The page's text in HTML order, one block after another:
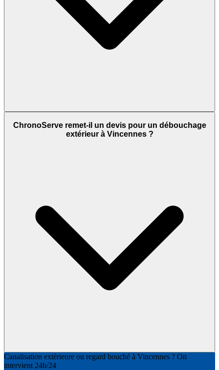
ChronoServe remet-il un devis pour un débouchage
extérieur à Vincennes ?
Canalisation extérieure ou regard bouché à Vincennes ? On
intervient 24h/24